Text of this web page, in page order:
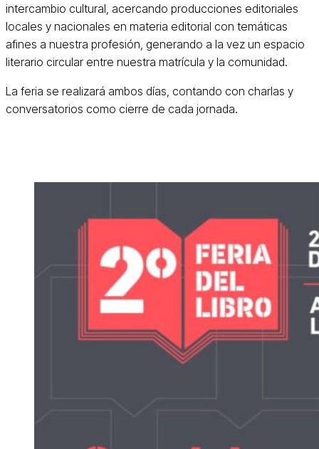
intercambio cultural, acercando producciones editoriales
locales y nacionales en materia editorial con temáticas
afines a nuestra profesión, generando a la vez un espacio
literario circular entre nuestra matrícula y la comunidad.
La feria se realizará ambos días, contando con charlas y
conversatorios como cierre de cada jornada.